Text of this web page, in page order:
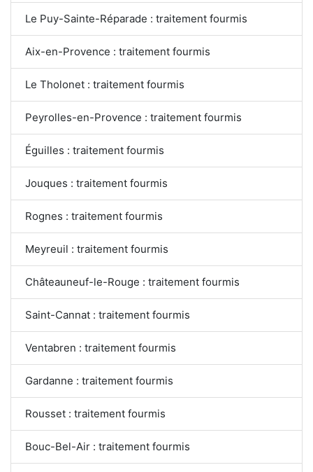
Le Puy-Sainte-Réparade : traitement fourmis
Aix-en-Provence : traitement fourmis
Le Tholonet : traitement fourmis
Peyrolles-en-Provence : traitement fourmis
Éguilles : traitement fourmis
Jouques : traitement fourmis
Rognes : traitement fourmis
Meyreuil : traitement fourmis
Châteauneuf-le-Rouge : traitement fourmis
Saint-Cannat : traitement fourmis
Ventabren : traitement fourmis
Gardanne : traitement fourmis
Rousset : traitement fourmis
Bouc-Bel-Air : traitement fourmis